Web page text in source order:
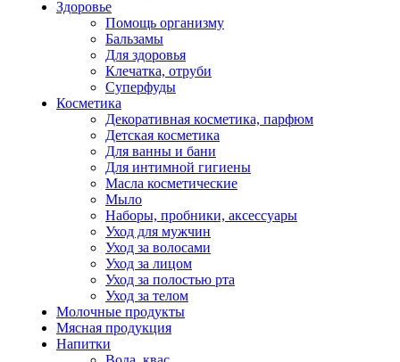
Здоровье
Помощь организму
Бальзамы
Для здоровья
Клечатка, отруби
Суперфуды
Косметика
Декоративная косметика, парфюм
Детская косметика
Для ванны и бани
Для интимной гигиены
Масла косметические
Мыло
Наборы, пробники, аксессуары
Уход для мужчин
Уход за волосами
Уход за лицом
Уход за полостью рта
Уход за телом
Молочные продукты
Мясная продукция
Напитки